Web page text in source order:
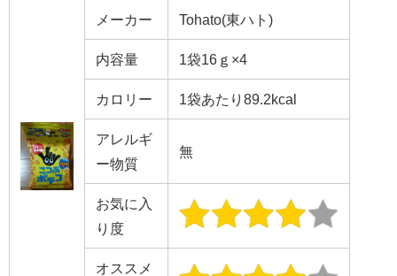
メーカー Tohato(東ハト)
内容量 1袋16ｇ×4
カロリー 1袋あたり89.2kcal
アレルギ
ー物質
無
お気に入
り度
オススメ